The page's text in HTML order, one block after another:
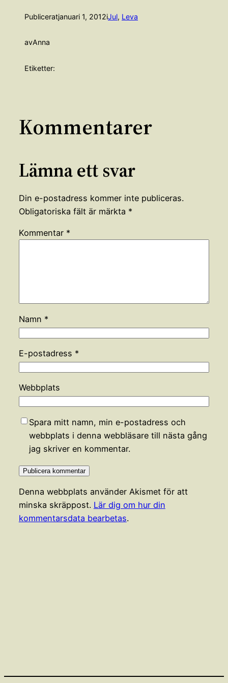
Publiceratjanuari 1, 2012iJul, Leva
avAnna
Etiketter:
Kommentarer
Lämna ett svar
Din e-postadress kommer inte publiceras.
Obligatoriska fält är märkta *
Kommentar *
Namn *
E-postadress *
Webbplats
Spara mitt namn, min e-postadress och
webbplats i denna webbläsare till nästa gång
jag skriver en kommentar.
Denna webbplats använder Akismet för att
minska skräppost. Lär dig om hur din
kommentarsdata bearbetas.